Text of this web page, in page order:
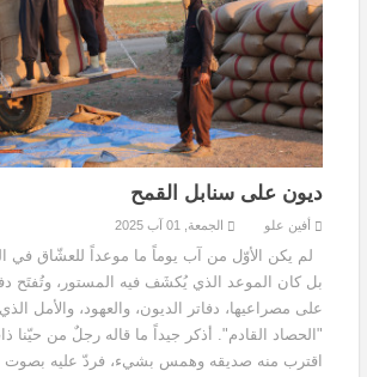
ديون على سنابل القمح
أفين علو الجمعة, 01 آب 2025
لم يكن الأوّل من آب يوماً ما موعداً للعشّاق في
بل كان الموعد الذي يُكشَف فيه المستور، وتُفتَح
على مصراعيها، دفاتر الديون، والعهود، والأمل
"الحصاد القادم". أذكر جيداً ما قاله رجلٌ من
اقترب منه صديقه وهمس بشيء، فردّ عليه بصوت